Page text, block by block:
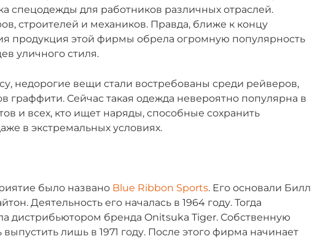
спецодежды для работников различных отраслей.
строителей и механиков. Правда, ближе к концу
продукция этой фирмы обрела огромную популярность
уличного стиля.
недорогие вещи стали востребованы среди рейверов,
граффити. Сейчас такая одежда невероятно популярна в
и всех, кто ищет наряды, способные сохранить
в экстремальных условиях.
было названо Blue Ribbon Sports. Его основали Билл
Деятельность его началась в 1964 году. Тогда
дистрибьютором бренда Onitsuka Tiger. Собственную
лишь в 1971 году. После этого фирма начинает